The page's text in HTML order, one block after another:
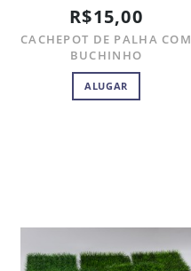
R$15,00
CACHEPOT DE PALHA COM
BUCHINHO
ALUGAR